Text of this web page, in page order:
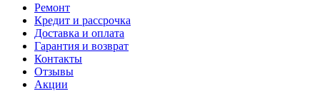
Ремонт
Кредит и рассрочка
Доставка и оплата
Гарантия и возврат
Контакты
Отзывы
Акции